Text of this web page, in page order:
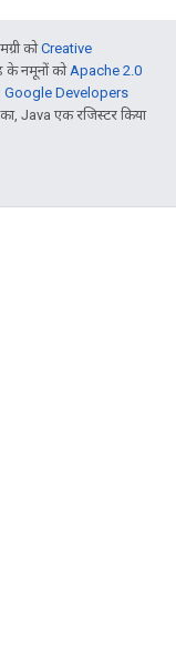
कोCreative
नमूनों कोApache 2.0
Google Developers
Java एक रजिस्टर किया